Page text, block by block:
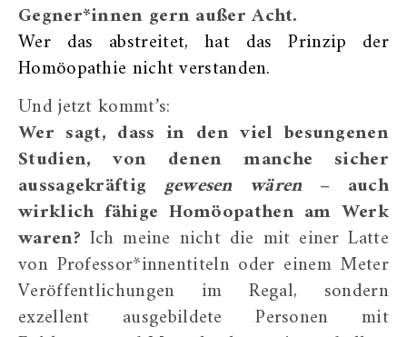
Gegner*innen gern außer Acht.
Wer das abstreitet, hat das Prinzip der
Homöopathie nicht verstanden.
Und jetzt kommt’s:
Wer sagt, dass in den viel besungenen
Studien, von denen manche sicher
aussagekräftig gewesen wären – auch
wirklich fähige Homöopathen am Werk
waren? Ich meine nicht die mit einer Latte
von Professor*innentiteln oder einem Meter
Veröffentlichungen im Regal, sondern
exzellent ausgebildete Personen mit